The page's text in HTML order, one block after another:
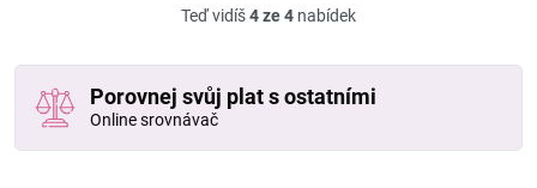
Teď vidíš4 ze 4 nabídek
Porovnej svůj plat s ostatními
Online srovnávač